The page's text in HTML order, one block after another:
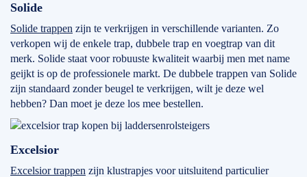
Solide
Solide trappen zijn te verkrijgen in verschillende varianten. Zo
verkopen wij de enkele trap, dubbele trap en voegtrap van dit
merk. Solide staat voor robuuste kwaliteit waarbij men met name
geijkt is op de professionele markt. De dubbele trappen van Solide
zijn standaard zonder beugel te verkrijgen, wilt je deze wel
hebben? Dan moet je deze los mee bestellen.
Excelsior
Excelsior trappen zijn klustrapjes voor uitsluitend particulier